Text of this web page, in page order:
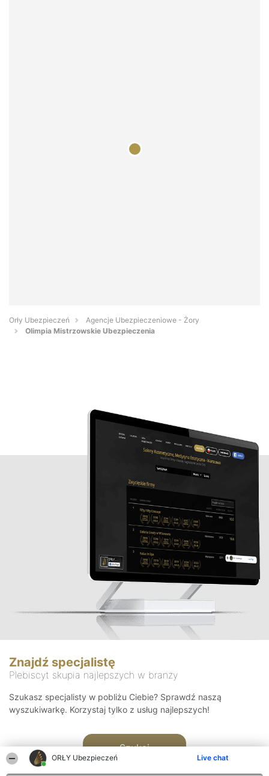
ORŁY Ubezpieczeń Live chat
Orły Ubezpieczeń
Agencje Ubezpieczeniowe - Żory
Olimpia Mistrzowskie Ubezpieczenia
Znajdź specjalistę
Plebiscyt skupia najlepszych w branży
Szukasz specjalisty w pobliżu Ciebie? Sprawdź naszą
wyszukiwarkę. Korzystaj tylko z usług najlepszych!
Szukaj